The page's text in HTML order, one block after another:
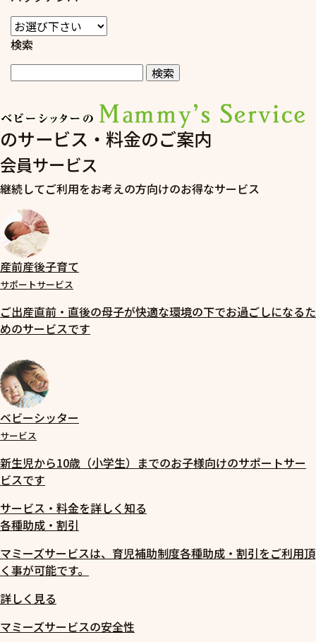
検索
のサービス・料金のご案内
会員サービス
継続してご利用をお考えの方向けのお得なサービス
産前産後子育て
サポートサービス
ご出産直前・直後の母子が快適な環境の下でお過ごしになるた
めのサービスです
ベビーシッター
サービス
新生児から10歳（小学生）までのお子様向けのサポートサー
ビスです
サービス・料金を詳しく知る
各種助成・割引
マミーズサービスは、育児補助制度各種助成・割引をご利用頂
く事が可能です。
詳しく見る
マミーズサービスの安全性